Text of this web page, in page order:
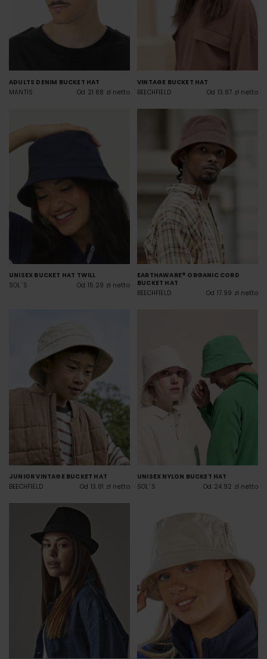
ADULTS DENIM BUCKET HAT
MANTIS
Od 21.88 zł netto
VINTAGE BUCKET HAT
BEECHFIELD
Od 13.87 zł netto
UNISEX BUCKET HAT TWILL
SOL´S
Od 15.29 zł netto
EARTHAWARE® ORGANIC CORD
BUCKET HAT
BEECHFIELD
Od 17.99 zł netto
JUNIOR VINTAGE BUCKET HAT
BEECHFIELD
Od 13.81 zł netto
UNISEX NYLON BUCKET HAT
SOL´S
Od 24.92 zł netto